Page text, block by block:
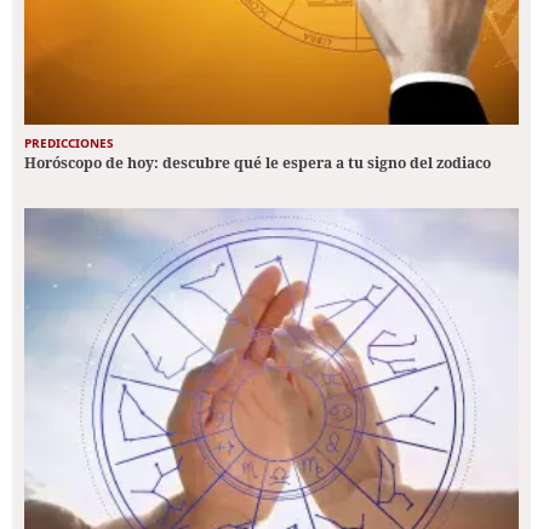
PREDICCIONES
Horóscopo de hoy: descubre qué le espera a tu signo del zodiaco